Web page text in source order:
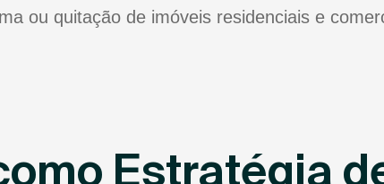
ou quitação de imóveis residenciais e
Estratégia